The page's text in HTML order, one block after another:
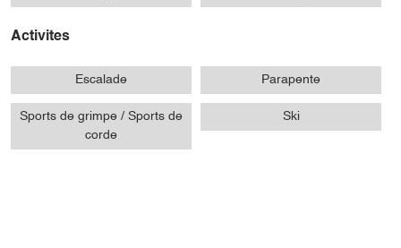
Activites
Escalade Parapente
Sports de grimpe / Sports de
corde
Ski